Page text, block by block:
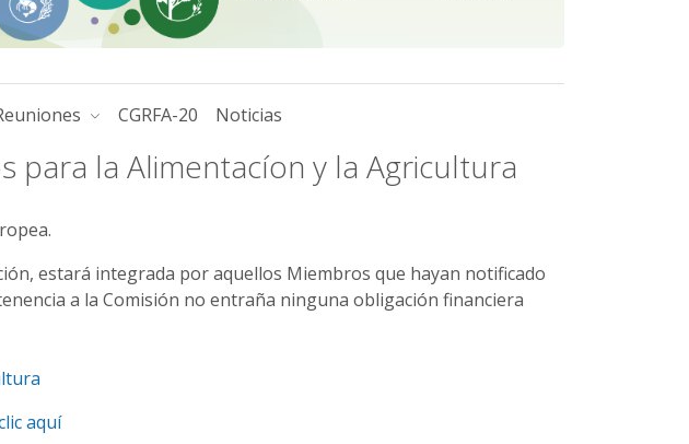
CGRFA-20 Noticias
para la Alimentacíon y la Agricultura
estará integrada por aquellos Miembros que hayan notificado
a la Comisión no entraña ninguna obligación financiera
aquí
2